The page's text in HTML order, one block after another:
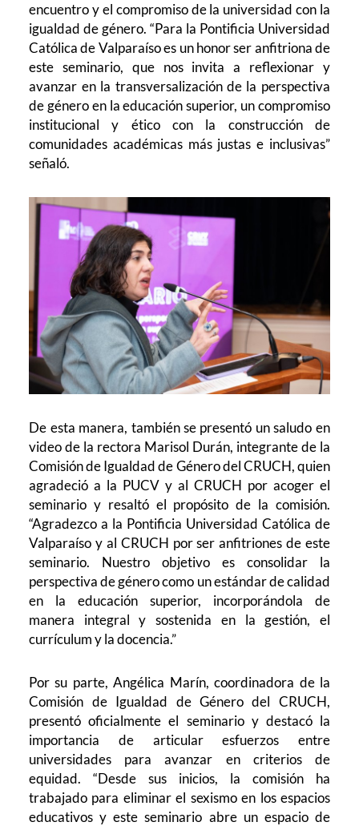
encuentro y el compromiso de la universidad con la
igualdad de género. “Para la Pontificia Universidad
Católica de Valparaíso es un honor ser anfitriona de
este seminario, que nos invita a reflexionar y
avanzar en la transversalización de la perspectiva
de género en la educación superior, un compromiso
institucional y ético con la construcción de
comunidades académicas más justas e inclusivas”
señaló.
De esta manera, también se presentó un saludo en
video de la rectora Marisol Durán, integrante de la
Comisión de Igualdad de Género del CRUCH, quien
agradeció a la PUCV y al CRUCH por acoger el
seminario y resaltó el propósito de la comisión.
“Agradezco a la Pontificia Universidad Católica de
Valparaíso y al CRUCH por ser anfitriones de este
seminario. Nuestro objetivo es consolidar la
perspectiva de género como un estándar de calidad
en la educación superior, incorporándola de
manera integral y sostenida en la gestión, el
currículum y la docencia.”
Por su parte, Angélica Marín, coordinadora de la
Comisión de Igualdad de Género del CRUCH,
presentó oficialmente el seminario y destacó la
importancia de articular esfuerzos entre
universidades para avanzar en criterios de
equidad. “Desde sus inicios, la comisión ha
trabajado para eliminar el sexismo en los espacios
educativos y este seminario abre un espacio de